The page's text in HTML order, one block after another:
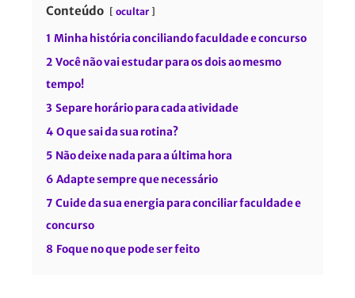
Conteúdo ocultar
1 Minha história conciliando faculdade e concurso
2 Você não vai estudar para os dois ao mesmo
tempo!
3 Separe horário para cada atividade
4 O que sai da sua rotina?
5 Não deixe nada para a última hora
6 Adapte sempre que necessário
7 Cuide da sua energia para conciliar faculdade e
concurso
8 Foque no que pode ser feito